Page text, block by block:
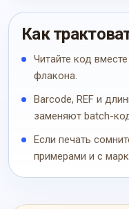
Как
Читайте код
флакона.
Barcode, REF и
заменяют batch-
Если печать
примерами и с